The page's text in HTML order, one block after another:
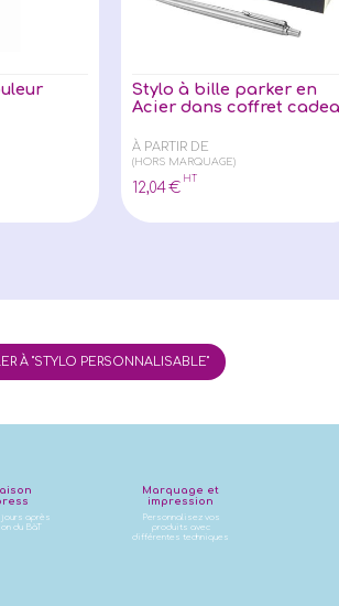
Stylo à bille parker en
Acier dans coffret
À PARTIR DE
(HORS MARQUAGE)
12,04€
HT
À "STYLO PERSONNALISABLE"
jours après
du BàT
Marquage et
impression
Personnalisez vos
produits avec
différentes techniques